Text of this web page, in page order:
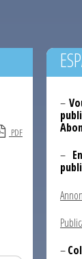
PDF
–
–
–